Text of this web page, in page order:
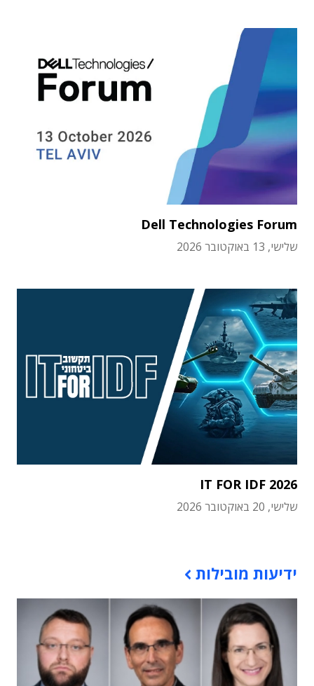
Dell Technologies Forum
שלישי, 13 באוקטובר 2026
IT FOR IDF 2026
שלישי, 20 באוקטובר 2026
ידיעות מובילות